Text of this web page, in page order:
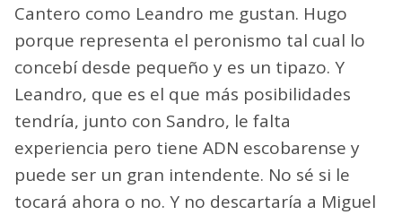
Cantero como Leandro me gustan. Hugo
porque representa el peronismo tal cual lo
concebí desde pequeño y es un tipazo. Y
Leandro, que es el que más posibilidades
tendría, junto con Sandro, le falta
experiencia pero tiene ADN escobarense y
puede ser un gran intendente. No sé si le
tocará ahora o no. Y no descartaría a Miguel